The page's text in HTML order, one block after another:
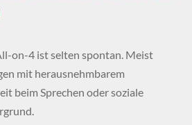
on-4 ist selten spontan. Meist
mit herausnehmbarem
beim Sprechen oder soziale